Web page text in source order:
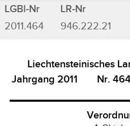
LGBl-Nr
LR-Nr
2011.464
946.222.21